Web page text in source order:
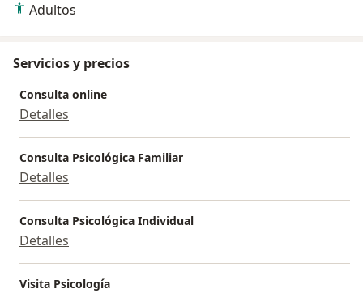
Adultos
Servicios y precios
Consulta online
Detalles
Consulta Psicológica Familiar
Detalles
Consulta Psicológica Individual
Detalles
Visita Psicología